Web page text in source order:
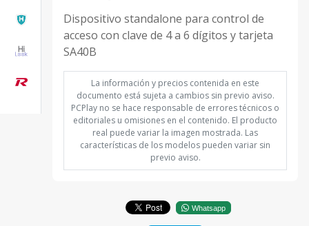
Dispositivo standalone para control de
acceso con clave de 4 a 6 dígitos y tarjeta
SA40B
La información y precios contenida en este
documento está sujeta a cambios sin previo aviso.
PCPlay no se hace responsable de errores técnicos o
editoriales u omisiones en el contenido. El producto
real puede variar la imagen mostrada. Las
características de los modelos pueden variar sin
previo aviso.
Whatsapp